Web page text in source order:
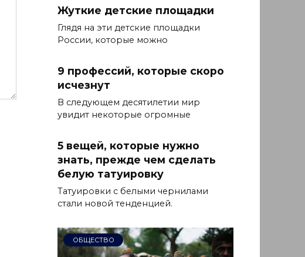
Жуткие детские площадки
Глядя на эти детские площадки
России, которые можно
9 профессий, которые скоро
исчезнут
В следующем десятилетии мир
увидит некоторые огромные
5 вещей, которые нужно
знать, прежде чем сделать
белую татуировку
Татуировки с белыми чернилами
стали новой тенденцией.
ОБЩЕСТВО